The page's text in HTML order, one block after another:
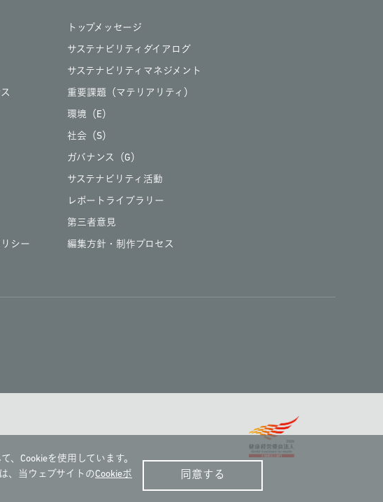
シー
トップメッセージ
サステナビリティダイアログ
サステナビリティマネジメント
重要課題（マテリアリティ）
環境（E）
社会（S）
ガバナンス（G）
サステナビリティ活動
レポートライブラリー
第三者意見
編集方針・制作プロセス
Cookieを使用しています。
、当ウェブサイトのCookieポ
同意する